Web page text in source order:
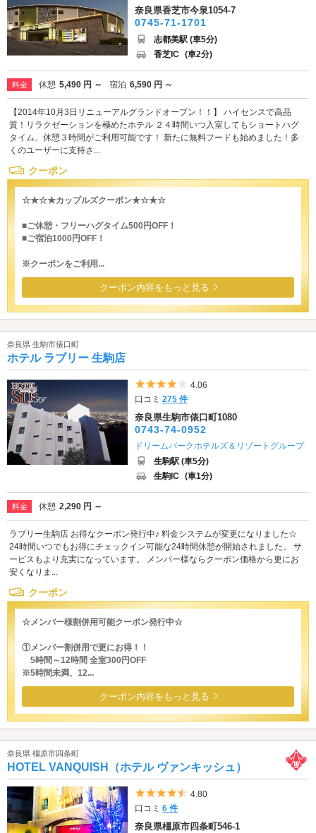
奈良県香芝市今泉1054-7
0745-71-1701
志都美駅 (車5分)
香芝IC (車2分)
料金 休憩 5,490 円 ～ 宿泊 6,590 円 ～
【2014年10月3日リニューアルグランドオープン！！】 ハイセンスで高品
質！リラクゼーションを極めたホテル ２４時間いつ入室してもショートハグ
タイム、休憩３時間がご利用可能です！ 新たに無料フードも始めました！多
くのユーザーに支持さ...
クーポン
☆★☆★カップルズクーポン★☆★☆
■ご休憩・フリーハグタイム500円OFF！
■ご宿泊1000円OFF！
※クーポンをご利用...
クーポン内容をもっと見る
奈良県 生駒市俵口町
ホテル ラブリー 生駒店
5つ星のうち4
4.06
口コミ275 件
奈良県生駒市俵口町1080
0743-74-0952
ドリームパークホテルズ＆リゾートグループ
生駒駅 (車5分)
生駒IC (車1分)
料金 休憩 2,290 円 ～
ラブリー生駒店 お得なクーポン発行中♪ 料金システムが変更になりました☆
24時間いつでもお得にチェックイン可能な24時間休憩が開始されました。 サ
ービスもより充実になっています。 メンバー様ならクーポン価格から更にお
安くなりま...
クーポン
☆メンバー様割併用可能クーポン発行中☆
①メンバー割併用で更にお得！！
5時間～12時間 全室300円OFF
※5時間未満、12...
クーポン内容をもっと見る
奈良県 橿原市四条町
HOTEL VANQUISH（ホテル ヴァンキッシュ）
5つ星のうち4.5
4.80
口コミ6 件
奈良県橿原市四条町546-1